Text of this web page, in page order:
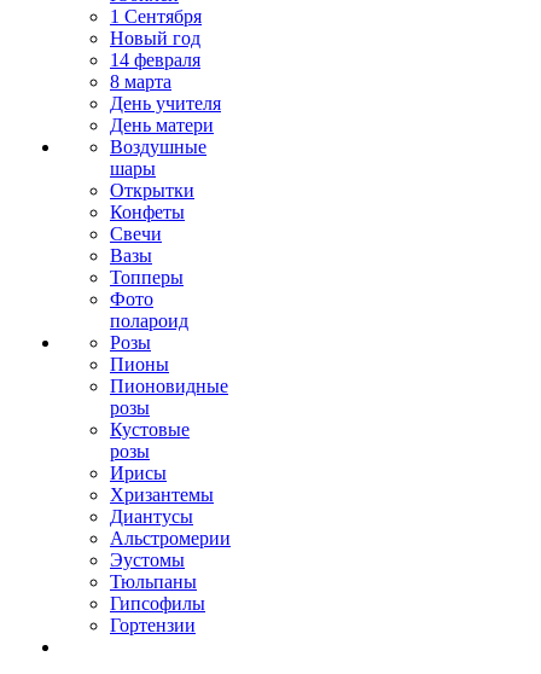
1 Сентября
Новый год
14 февраля
8 марта
День учителя
День матери
Воздушные
шары
Открытки
Конфеты
Свечи
Вазы
Топперы
Фото
полароид
Розы
Пионы
Пионовидные
розы
Кустовые
розы
Ирисы
Хризантемы
Диантусы
Альстромерии
Эустомы
Тюльпаны
Гипсофилы
Гортензии